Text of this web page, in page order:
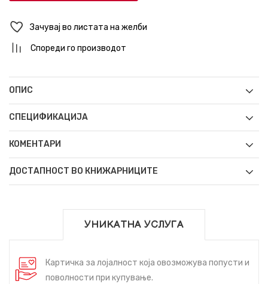
Зачувај во листата на желби
Спореди го производот
ОПИС
СПЕЦИФИКАЦИЈА
КОМЕНТАРИ
ДОСТАПНОСТ ВО КНИЖАРНИЦИТЕ
УНИКАТНА УСЛУГА
Картичка за лојалност која овозможува попусти и
поволности при купување.